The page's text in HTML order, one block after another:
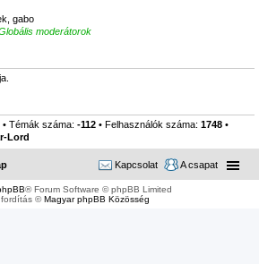
gabo
moderátorok
• Témák száma: -112 • Felhasználók száma: 1748 •
Lord
A csapat
Kapcsolat
® Forum Software © phpBB Limited
fordítás ©Magyar phpBB Közösség